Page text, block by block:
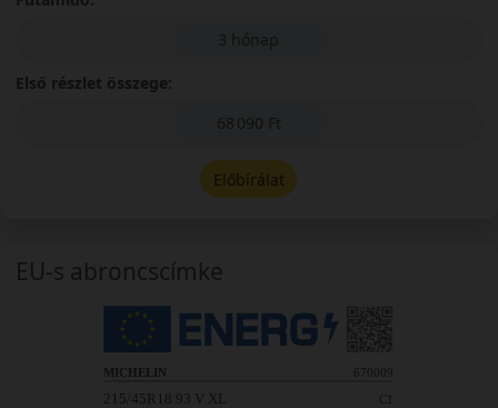
3 hónap
Első részlet összege:
68 090 Ft
Előbírálat
EU-s abroncscímke